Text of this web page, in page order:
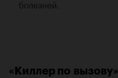
болезней.
«Киллер по вызову»